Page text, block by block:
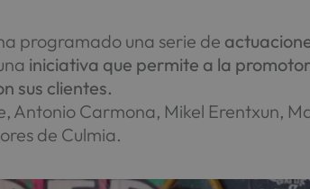
programado una serie de
iniciativa que permite a la
sus clientes.
Antonio Carmona, Mikel Erentxun,
de Culmia.